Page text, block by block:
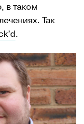
в таком
Так
.